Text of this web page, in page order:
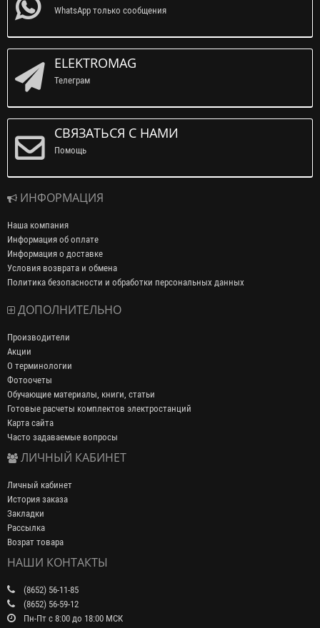
WhatsApp только сообщения
ELEKTROMAG
Телеграм
СВЯЗАТЬСЯ С НАМИ
Помощь
ИНФОРМАЦИЯ
Наша компания
Информация об оплате
Информация о доставке
Условия возврата и обмена
Политика безопасности и обработки персональных данных
ДОПОЛНИТЕЛЬНО
Производители
Акции
О терминологии
Фотоочеты
Обучающие материалы, книги, статьи
Готовые расчеты комплектов электростанций
Карта сайта
Часто задаваемые вопросы
ЛИЧНЫЙ КАБИНЕТ
Личный кабинет
История заказа
Закладки
Рассылка
Возрат товара
НАШИ КОНТАКТЫ
(8652) 56-11-85
(8652) 56-59-12
Пн-Пт с 8:00 до 18:00 МСК